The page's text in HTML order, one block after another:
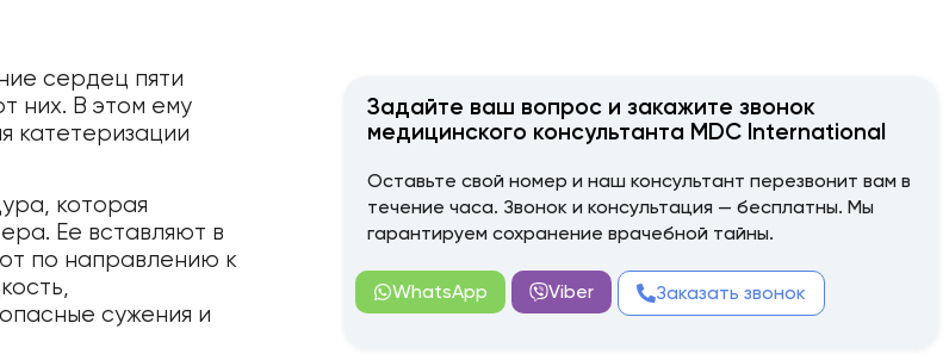
сердец пяти
них. В этом ему
катетеризации
которая
Ее вставляют в
по направлению к
сужения и
Задайте ваш вопрос и закажите звонок
медицинского консультанта MDC International
Оставьте свой номер и наш консультант перезвонит вам в
течение часа. Звонок и консультация — бесплатны. Мы
гарантируем сохранение врачебной тайны.
WhatsApp Viber Заказать звонок